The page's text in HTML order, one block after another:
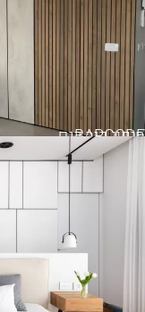
חיפוי קיר דגם
BARCODE